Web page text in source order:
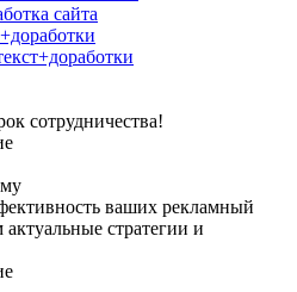
сайта
сотрудничества!
ваших рекламный
стратегии и